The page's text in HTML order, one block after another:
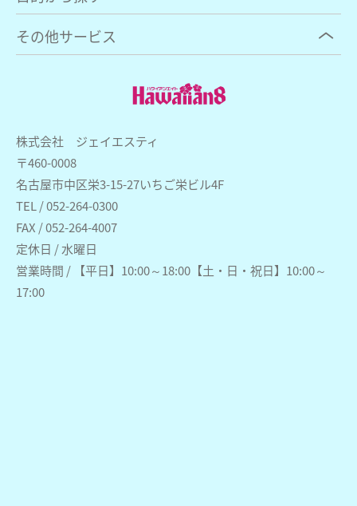
株式会社 ジェイエスティ
〒460-0008
名古屋市中区栄3-15-27いちご栄ビル4F
TEL / 052-264-0300
FAX / 052-264-4007
定休日 / 水曜日
営業時間 / 【平日】10:00～18:00【土・日・祝日】10:00～
17:00
その他サービス